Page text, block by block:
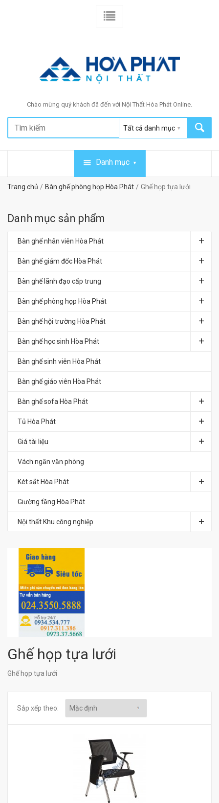
Chào mừng quý khách đã đến với Nội Thất Hòa Phát Online.
Danh mục
Trang chủ Bàn ghế phòng họp Hòa Phát Ghế họp tựa lưới
Danh mục sản phẩm
Bàn ghế nhân viên Hòa Phát
Bàn ghế giám đốc Hòa Phát
Bàn ghế lãnh đạo cấp trung
Bàn ghế phòng họp Hòa Phát
Bàn ghế hội trường Hòa Phát
Bàn ghế học sinh Hòa Phát
Bàn ghế sinh viên Hòa Phát
Bàn ghế giáo viên Hòa Phát
Bàn ghế sofa Hòa Phát
Tủ Hòa Phát
Giá tài liệu
Vách ngăn văn phòng
Két sắt Hòa Phát
Giường tầng Hòa Phát
Nội thất Khu công nghiệp
Ghế họp tựa lưới
Ghế họp tựa lưới
Sắp xếp theo: